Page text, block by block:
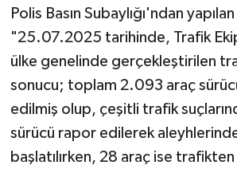
Polis Basın Subaylığı'ndan
"25.07.2025 tarihinde, Trafik
ülke genelinde gerçekleştirilen
sonucu; toplam 2.093 araç
edilmiş olup, çeşitli trafik
sürücü rapor edilerek
başlatılırken, 28 araç ise